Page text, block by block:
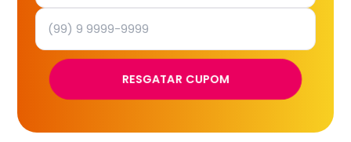
RESGATAR CUPOM